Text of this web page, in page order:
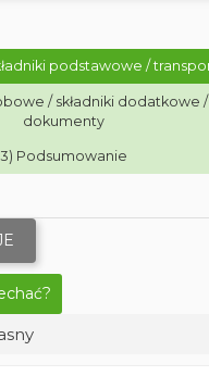
podstawowe /
/ składniki dodatkowe /
dokumenty
3) Podsumowanie